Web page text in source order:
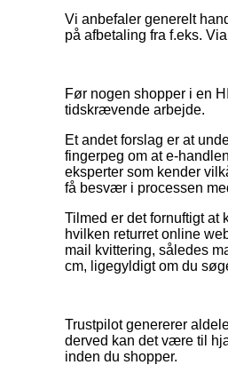
Vi anbefaler generelt
på afbetaling fra f.eks.
Før nogen shopper i en
tidskrævende arbejde.
Et andet forslag er at
fingerpeg om at e-
eksperter som kender
få besvær i processen
Tilmed er det fornuftigt at
hvilken returret online
mail kvittering, således
cm, ligegyldigt om du
Trustpilot genererer
derved kan det være til
inden du shopper.